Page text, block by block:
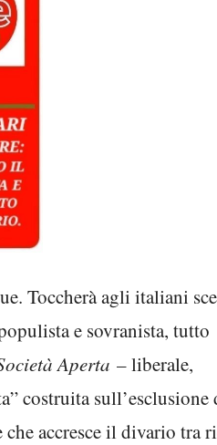
Toccherà agli italiani
e sovranista, tutto
Aperta – liberale,
costruita sull’esclusione
accresce il divario tra